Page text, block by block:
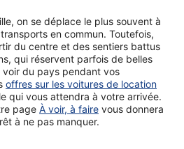
on se déplace le plus souvent à
en commun. Toutefois,
du centre et des sentiers battus
qui réservent parfois de belles
voir du pays pendant vos
offres sur les voitures de location
qui vous attendra à votre arrivée.
page À voir, à faire vous donnera
à ne pas manquer.